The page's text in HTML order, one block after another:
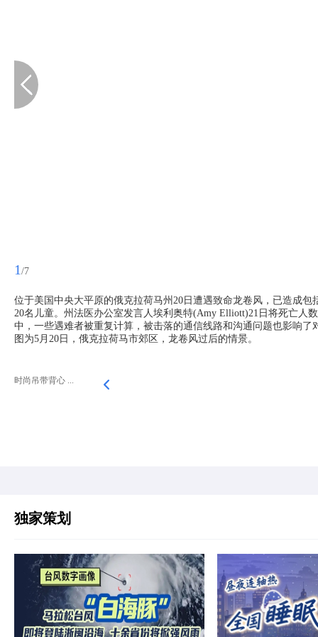
1 /7
位于美国中央大平原的俄克拉荷马州20日遭遇致命龙卷风，已造成
20名儿童。州法医办公室发言人埃利奥特(Amy Elliott)21日将死亡人
中，一些遇难者被重复计算，被击落的通信线路和沟通问题也影响
图为5月20日，俄克拉荷马市郊区，龙卷风过后的情景。
时尚吊带背心 ...
独家策划